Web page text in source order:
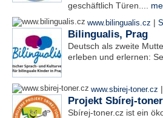
geschäftlich Türen....
www.bilingualis.cz |
Bilingualis, Prag
Deutsch als zweite
erleben und erlernen:
www.sbirej-toner.cz |
Projekt Sbírej-
Sbírej-toner.cz ist ein